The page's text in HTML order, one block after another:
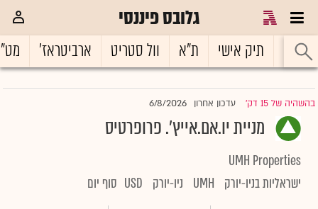
גלובס פיננסי
ראשי תיק אישי ת"א וול סטריט ארביטראז'
בהשהיה של 15 דק' |עדכון אחרון 6/8/2026
מניית יו.אם.אייץ'. פרופרטיס
UMH Properties
ישראליות בניו-יורק
UMH ניו-יורק USD סוף יום